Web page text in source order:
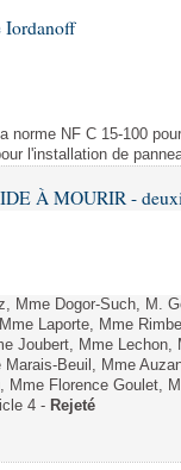
Iordanoff
norme NF C 15-100
l'installation de
À MOURIR -
Mme Dogor-Such, M.
Laporte, Mme
Joubert, Mme
Beuil, Mme
Mme Florence Goulet,
4 - Rejeté